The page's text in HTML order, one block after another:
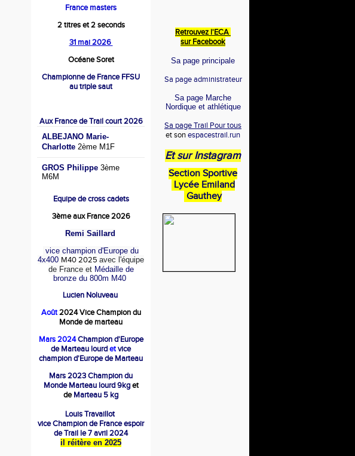
France masters
2 titres et 2 seconds
31 mai 2026
Océane Soret
Championne de France FFSU
au triple saut
Aux France de Trail court 2026
ALBEJANO Marie-
Charlotte 2ème M1F
GROS Philippe 3ème
M6M
Equipe de cross cadets
3ème aux France 2026
Remi Saillard
vice champion d'Europe du
4x400 M40 2025 avec l'équipe
de France et Médaille de
bronze du 800m M40
Lucien Noluveau
Août2024 Vice Champion du
Monde de marteau
Mars 2024Champion d'Europe
de Marteau lourdetvice
champion d'Europe de Marteau
Mars 2023 Champion du
Monde Marteau lourd 9kget
deMarteau 5 kg
Louis Travaillot
vice Champion de France espoir
de Trail le 7 avril 2024
il réitère en 2025
Retrouvez l'ECA
sur Facebook
Sa page principale
Sa page administrateur
Sa page Marche
Nordique et athlétique
Sa page Trail Pour tous
et sonespacestrail.run
Et sur Instagram
Section Sportive
Lycée Emiland
Gauthey